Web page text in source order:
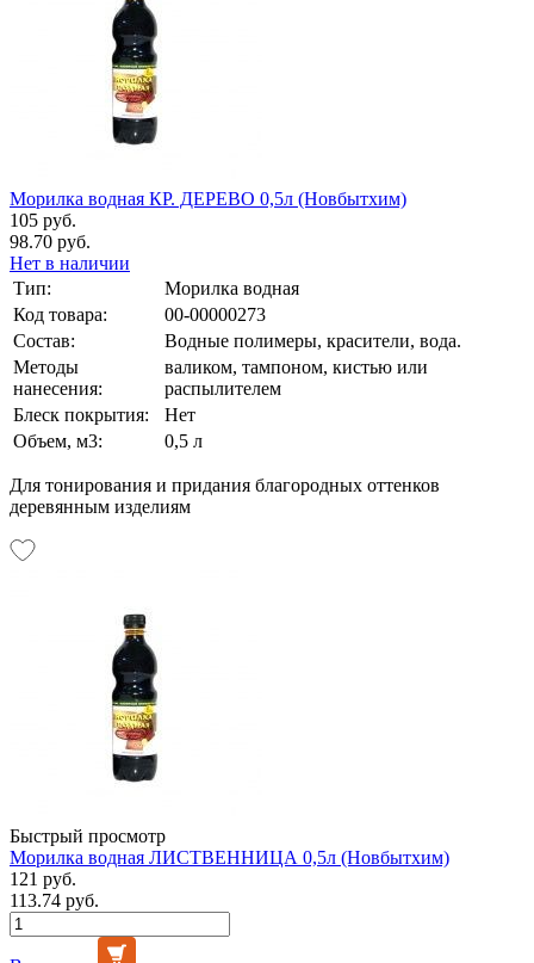
Морилка водная КР. ДЕРЕВО 0,5л (Новбытхим)
105 руб.
98.70 руб.
Нет в наличии
Тип:
Морилка водная
Код товара:
00-00000273
Состав:
Водные полимеры, красители, вода.
Методы
нанесения:
валиком, тампоном, кистью или
распылителем
Блеск покрытия:
Нет
Объем, м3:
0,5 л
Для тонирования и придания благородных оттенков
деревянным изделиям
Быстрый просмотр
Морилка водная ЛИСТВЕННИЦА 0,5л (Новбытхим)
121 руб.
113.74 руб.